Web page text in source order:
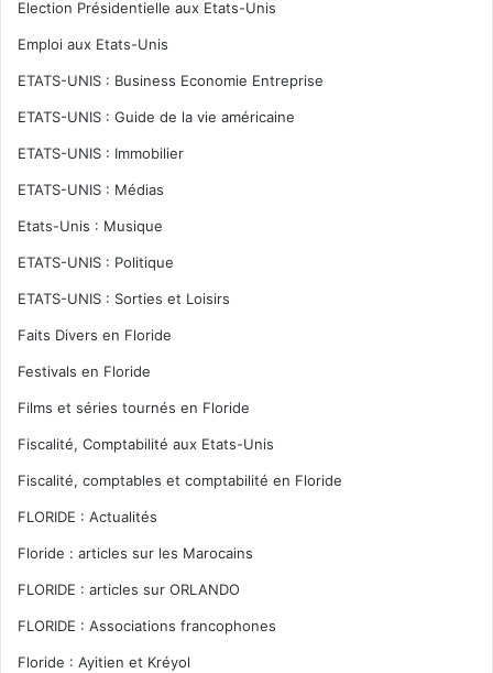
Election Présidentielle aux Etats-Unis
Emploi aux Etats-Unis
ETATS-UNIS : Business Economie Entreprise
ETATS-UNIS : Guide de la vie américaine
ETATS-UNIS : Immobilier
ETATS-UNIS : Médias
Etats-Unis : Musique
ETATS-UNIS : Politique
ETATS-UNIS : Sorties et Loisirs
Faits Divers en Floride
Festivals en Floride
Films et séries tournés en Floride
Fiscalité, Comptabilité aux Etats-Unis
Fiscalité, comptables et comptabilité en Floride
FLORIDE : Actualités
Floride : articles sur les Marocains
FLORIDE : articles sur ORLANDO
FLORIDE : Associations francophones
Floride : Ayitien et Kréyol